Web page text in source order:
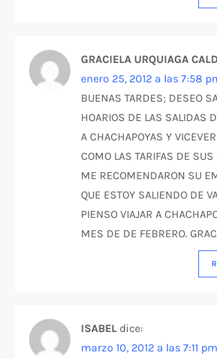
e
GRACIELA URQUIAGA
enero 25, 2012 a las 7:58
BUENAS TARDES; DESEO
HOARIOS DE LAS SALIDAS
A CHACHAPOYAS Y
COMO LAS TARIFAS DE SUS
ME RECOMENDARON SU
QUE ESTOY SALIENDO DE
PIENSO VIAJAR A
MES DE DE FEBRERO.
ISABEL dice:
marzo 10, 2012 a las 7:11 pm